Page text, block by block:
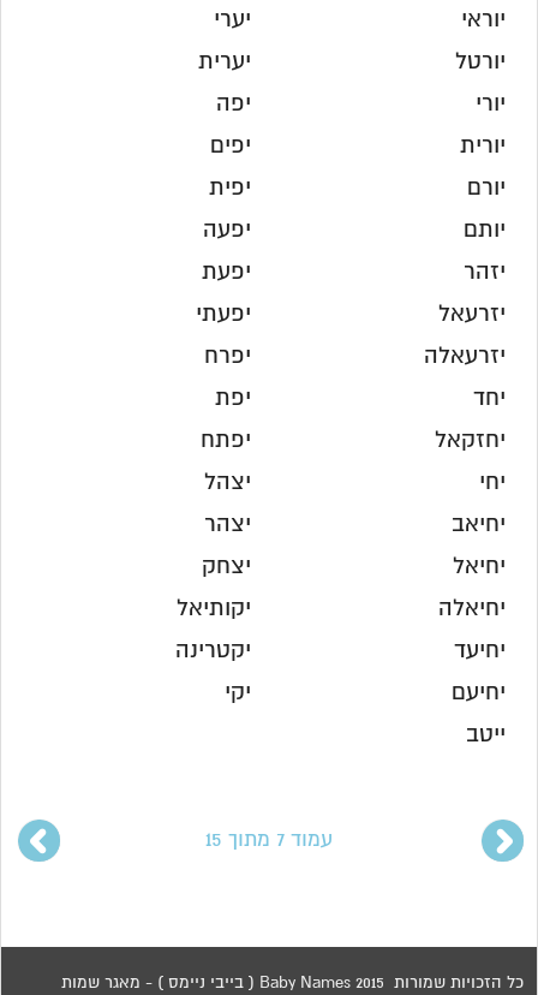
יוראי
יורטל
יורי
יורית
יורם
יותם
יזהר
יזרעאל
יזרעאלה
יחד
יחזקאל
יחי
יחיאב
יחיאל
יחיאלה
יחיעד
יחיעם
ייטב
יערי
יערית
יפה
יפים
יפית
יפעה
יפעת
יפעתי
יפרח
יפת
יפתח
יצהל
יצהר
יצחק
יקותיאל
יקטרינה
יקי
עמוד 7 מתוך 15
כל הזכויות שמורות 2015 Baby Names ( בייבי ניימס ) - מאגר שמות